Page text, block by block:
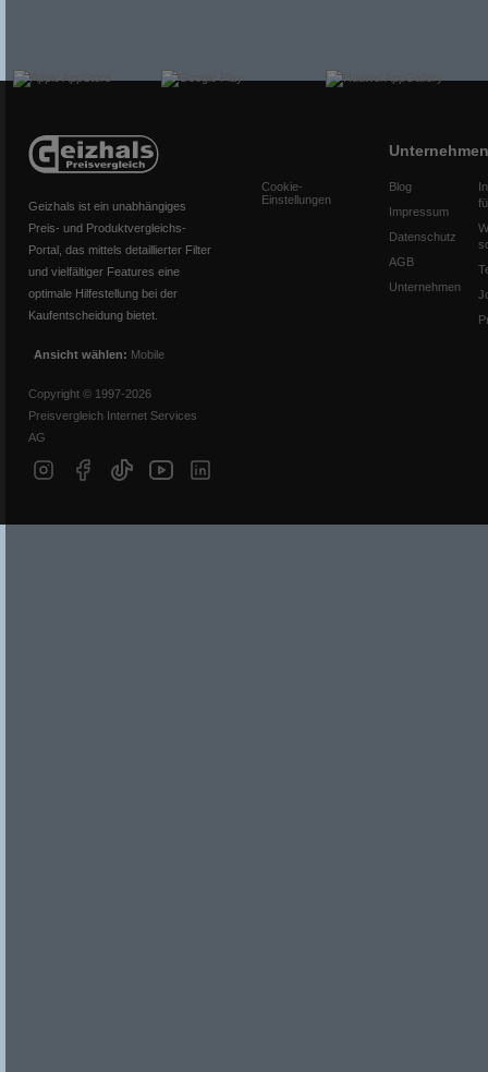
Geizhals ist ein unabhängiges
Preis- und Produktvergleichs-
Portal, das mittels detaillierter Filter
und vielfältiger Features eine
optimale Hilfestellung bei der
Kaufentscheidung bietet.
Ansicht wählen: Mobile
Copyright © 1997-2026
Preisvergleich Internet Services
AG
Cookie-
Einstellungen
Unternehmen
Blog
Impressum
Datenschutz
AGB
Unternehmen